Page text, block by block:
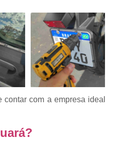
do Carro
Emplacamento Veículos Zero
Emplacamento de Veículo
de Veículo Novo
Veicular
contar com a empresa ideal